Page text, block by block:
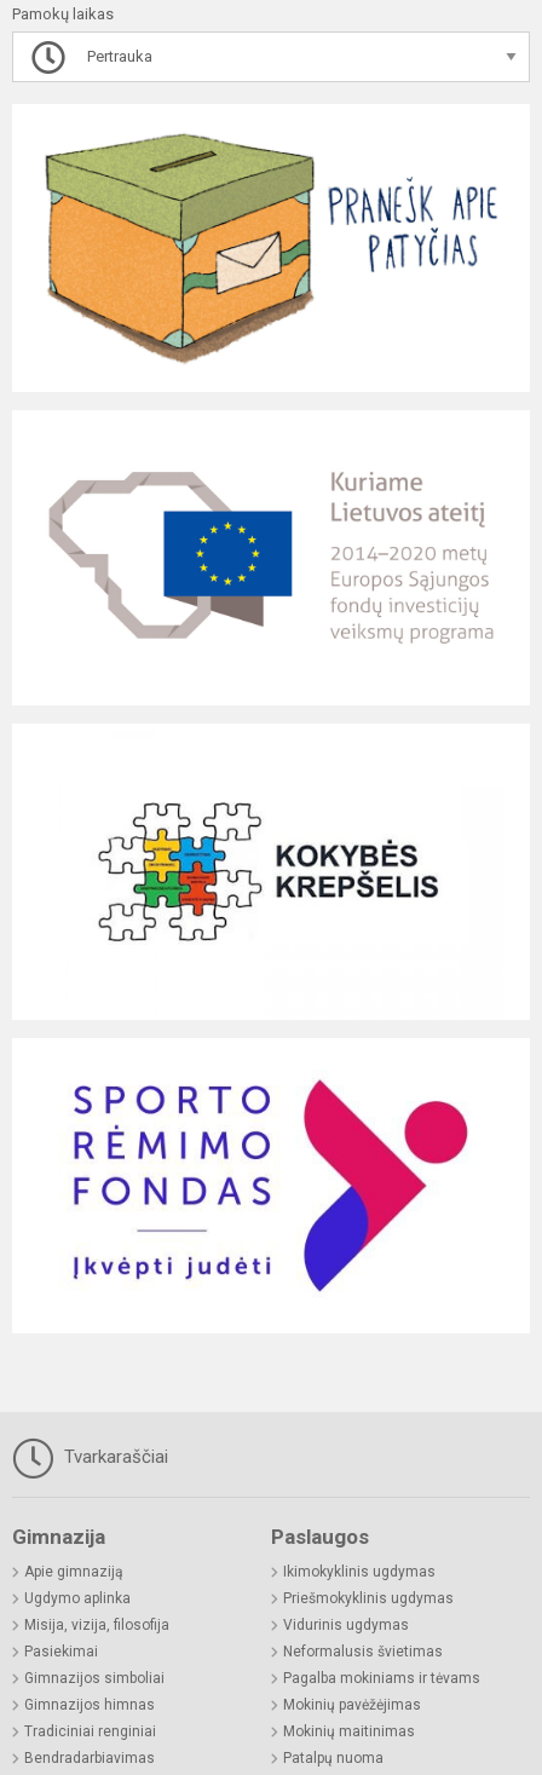
Pamokų laikas
Pertrauka
Tvarkaraščiai
Gimnazija
Apie gimnaziją
Ugdymo aplinka
Misija, vizija, filosofija
Pasiekimai
Gimnazijos simboliai
Gimnazijos himnas
Tradiciniai renginiai
Bendradarbiavimas
Paslaugos
Ikimokyklinis ugdymas
Priešmokyklinis ugdymas
Vidurinis ugdymas
Neformalusis švietimas
Pagalba mokiniams ir tėvams
Mokinių pavėžėjimas
Mokinių maitinimas
Patalpų nuoma